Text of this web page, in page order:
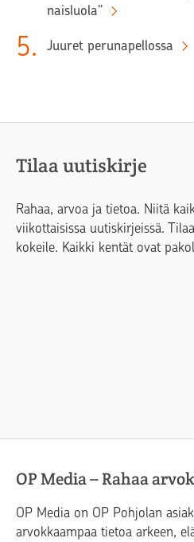
naisluola”
5. Juuret perunapellossa
Tilaa uutiskirje
Rahaa, arvoa ja tietoa. Niitä
viikottaisissa uutiskirjeissä.
kokeile. Kaikki kentät ovat
OP Media – Rahaa
OP Media on OP Pohjolan
arvokkaampaa tietoa arkeen,